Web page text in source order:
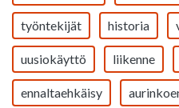
työntekijät historia
uusiokäyttö liikenne
ennaltaehkäisy